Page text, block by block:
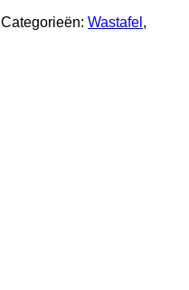
Categorieën: Wastafel ,